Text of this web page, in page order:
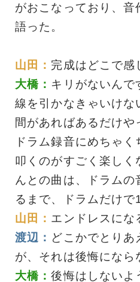
がおこなっており、音
語った。
山田： 完成はどこで感
大橋： キリがないんで
線を引かなきゃいけ
間があればあるだけ
ドラム録音にめちゃ
叩くのがすごく楽しく
んとの曲は、ドラム
るまで、ドラムだけ
山田： エンドレスにな
渡辺： どこかでとりあ
が、それは後悔になら
大橋：後悔はしないよ